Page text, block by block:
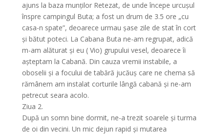
ajuns la baza munților Retezat, de unde începe urcușul
înspre campingul Buta; a fost un drum de 3.5 ore „cu
casa-n spate”, deoarece urmau șase zile de stat în cort
și bătut poteci. La Cabana Buta ne-am regrupat, adică
m-am alăturat și eu ( Vio) grupului vesel, deoarece îi
așteptam la Cabană. Din cauza vremii instabile, a
oboselii și a focului de tabără jucăuș care ne chema să
rămânem am instalat corturile lângă cabană și ne-am
petrecut seara acolo.
Ziua 2.
După un somn bine dormit, ne-a trezit soarele și turma
de oi din vecini. Un mic dejun rapid și mutarea